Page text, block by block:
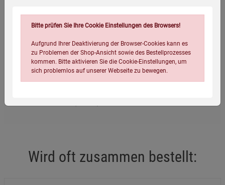
Eigenschaften
4012824400719
17 Teebeutel à 1,8 g
Verpackungsgewicht:
66 Gramm
Wird oft zusammen bestellt:
Bitte prüfen Sie Ihre Cookie Einstellungen des Browsers!
Aufgrund Ihrer Deaktivierung der Browser-Cookies kann es
zu Problemen der Shop-Ansicht sowie des Bestellprozesses
kommen. Bitte aktivieren Sie die Cookie-Einstellungen, um
sich problemlos auf unserer Webseite zu bewegen.
Einstellungen speichern für die GruppeEinstellungen speichern für die Gruppe